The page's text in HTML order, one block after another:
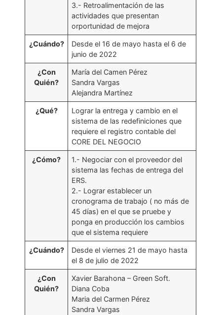
3.- Retroalimentación de las
actividades que presentan
orportunidad de mejora
¿Cuándo?
Desde el 16 de mayo hasta el 6 de
junio de 2022
¿Con
Quién?
María del Camen Pérez
Sandra Vargas
Alejandra Martínez
¿Qué?
Lograr la entrega y cambio en el
sistema de las redefiniciones que
requiere el registro contable del
CORE DEL NEGOCIO
¿Cómo?
1.- Negociar con el proveedor del
sistema las fechas de entrega del
ERS.
2.- Lograr establecer un
cronograma de trabajo ( no más de
45 días) en el que se pruebe y
ponga en producción los cambios
que el sistema requiere
¿Cuándo?
Desde el viernes 21 de mayo hasta
el 8 de julio de 2022
¿Con
Quién?
Xavier Barahona – Green Soft.
Diana Coba
Maria del Carmen Pérez
Sandra Vargas